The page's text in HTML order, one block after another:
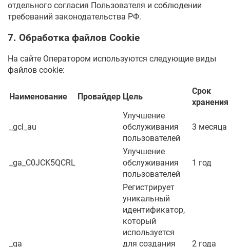
отдельного согласия Пользователя и соблюдении
требований законодательства РФ.
7. Обработка файлов Cookie
На сайте Оператором используются следующие виды
файлов cookie:
Наименование Провайдер Цель
Срок
хранения
_gcl_au
Улучшение
обслуживания
пользователей
3 месяца
_ga_C0JCK5QCRL
Улучшение
обслуживания
пользователей
1 год
_ga
Регистрирует
уникальный
идентификатор,
который
используется
для создания
2 года